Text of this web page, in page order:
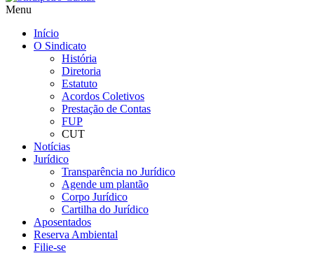
Menu
Início
O Sindicato
História
Diretoria
Estatuto
Acordos Coletivos
Prestação de Contas
FUP
CUT
Notícias
Jurídico
Transparência no Jurídico
Agende um plantão
Corpo Jurídico
Cartilha do Jurídico
Aposentados
Reserva Ambiental
Filie-se